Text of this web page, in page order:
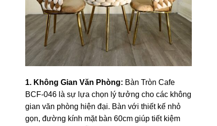
1. Không Gian Văn Phòng: Bàn Tròn Cafe
BCF-046 là sự lựa chọn lý tưởng cho các không
gian văn phòng hiện đại. Bàn với thiết kế nhỏ
gọn, đường kính mặt bàn 60cm giúp tiết kiệm